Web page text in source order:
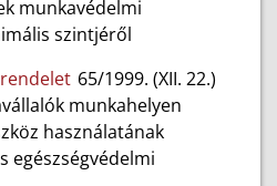
munkavédelmi
szintjéről
rendelet 65/1999. (XII. 22.)
munkahelyen
használatának
egészségvédelmi